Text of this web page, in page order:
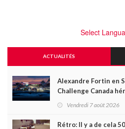
Select
ACTUALITÉS
Alexandre Fortin en
Challenge Canada
Vendredi 7 août 2026
Rétro: Il y a de cela